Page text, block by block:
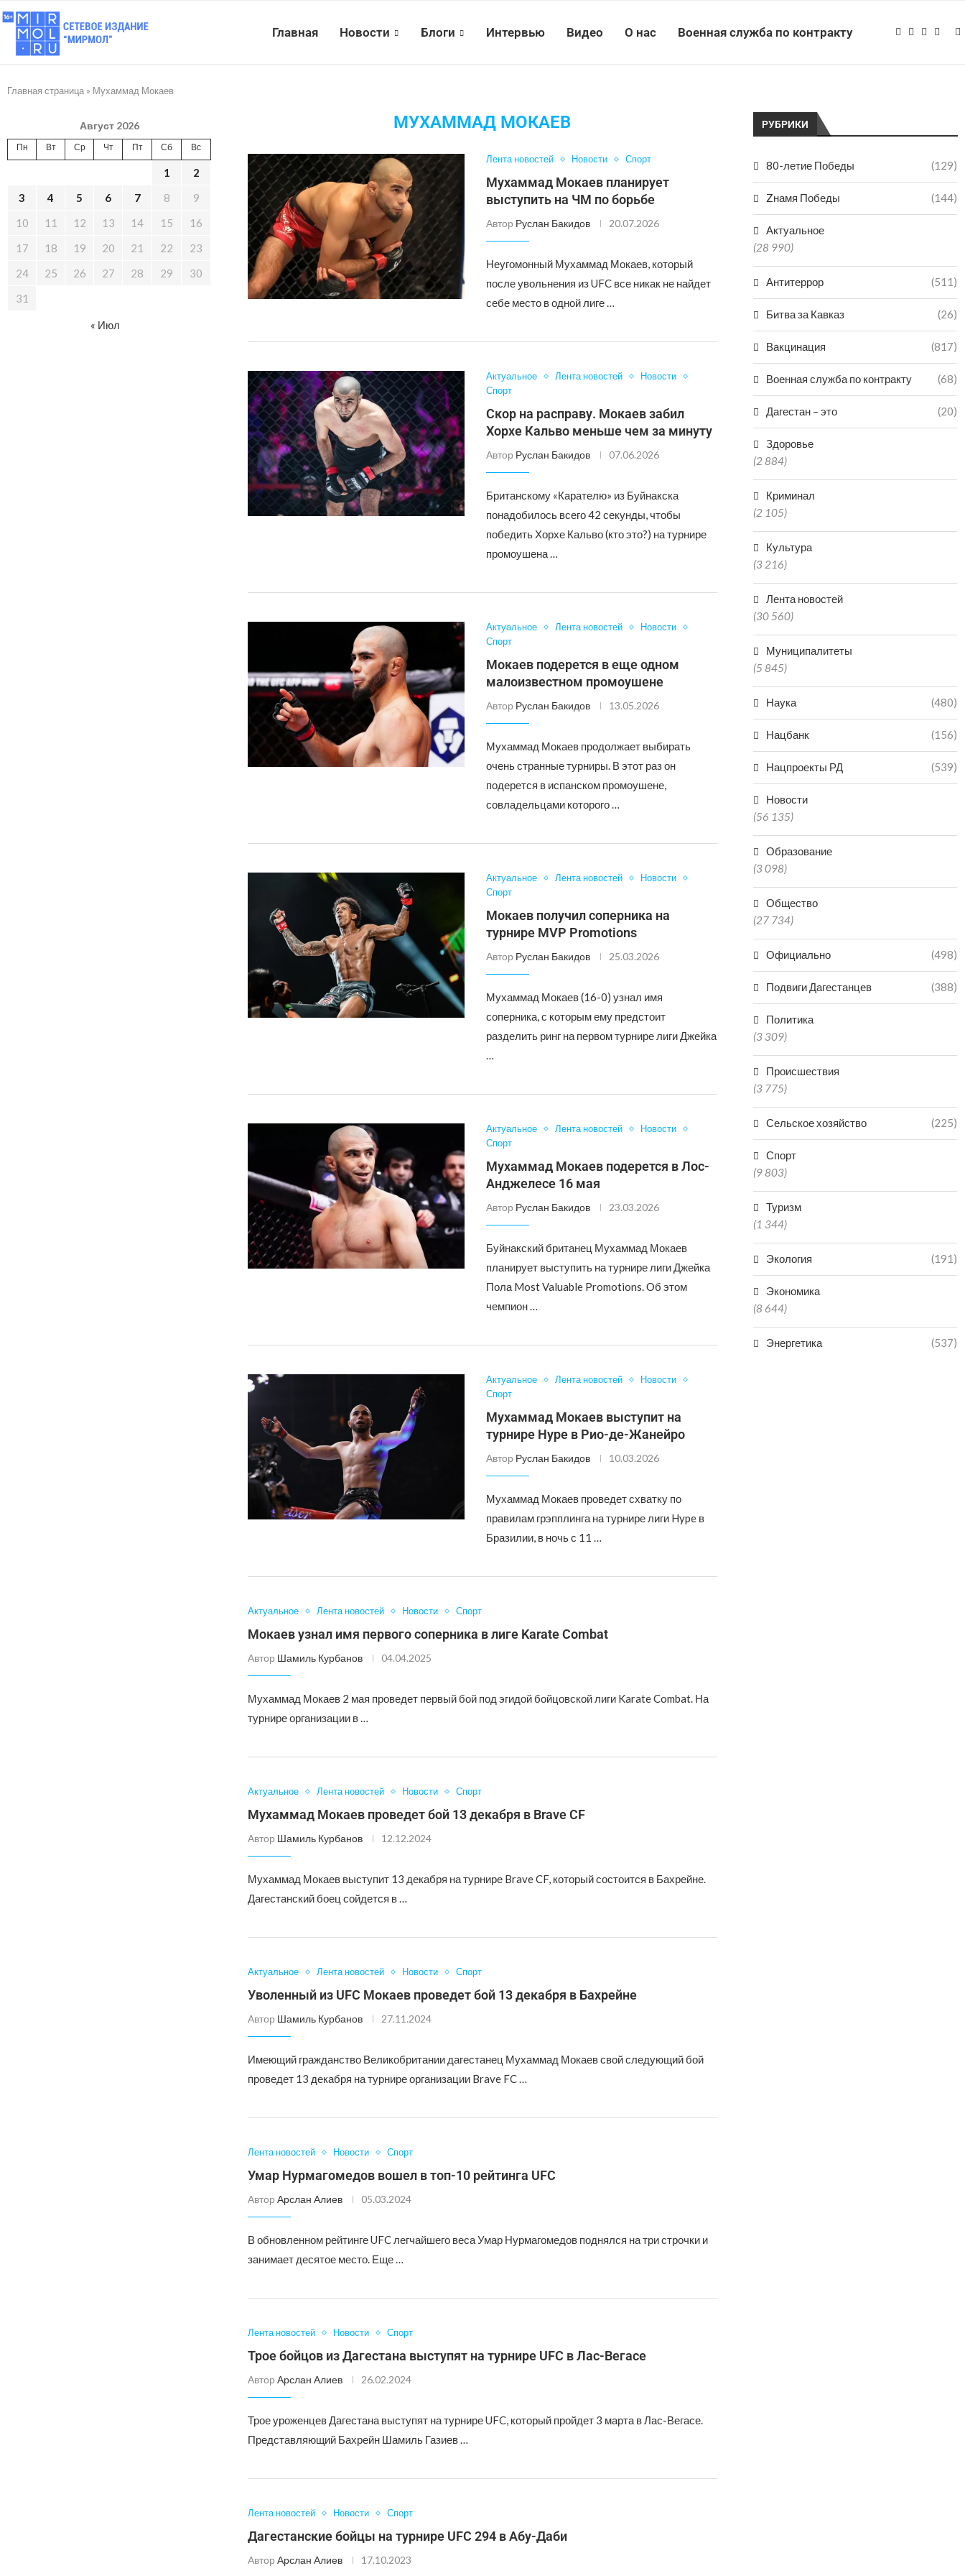
Главная Новости Блоги Интервью Видео О нас Военная служба по контракту
Главная страница » Мухаммад Мокаев
МУХАММАД МОКАЕВ
Лента новостей Новости Спорт
Мухаммад Мокаев планирует
выступить на ЧМ по борьбе
Автор Руслан Бакидов 20.07.2026
Неугомонный Мухаммад Мокаев, который
после увольнения из UFC все никак не найдет
себе место в одной лиге …
Актуальное Лента новостей
Новости
Спорт
Скор на расправу. Мокаев забил
Хорхе Кальво меньше чем за минуту
Автор Руслан Бакидов 07.06.2026
Британскому «Карателю» из Буйнакска
понадобилось всего 42 секунды, чтобы
победить Хорхе Кальво (кто это?) на турнире
промоушена …
Актуальное Лента новостей
Новости
Спорт
Мокаев подерется в еще одном
малоизвестном промоушене
Автор Руслан Бакидов 13.05.2026
Мухаммад Мокаев продолжает выбирать
очень странные турниры. В этот раз он
подерется в испанском промоушене,
совладельцами которого …
Актуальное Лента новостей
Новости
Спорт
Мокаев получил соперника на
турнире MVP Promotions
Автор Руслан Бакидов 25.03.2026
Мухаммад Мокаев (16-0) узнал имя
соперника, с которым ему предстоит
разделить ринг на первом турнире лиги Джейка
…
Актуальное Лента новостей
Новости
Спорт
Мухаммад Мокаев подерется в Лос-
Анджелесе 16 мая
Автор Руслан Бакидов 23.03.2026
Буйнакский британец Мухаммад Мокаев
планирует выступить на турнире лиги Джейка
Пола Most Valuable Promotions. Об этом
чемпион …
Актуальное Лента новостей
Новости
Спорт
Мухаммад Мокаев выступит на
турнире Hype в Рио-де-Жанейро
Автор Руслан Бакидов 10.03.2026
Мухаммад Мокаев проведет схватку по
правилам грэпплинга на турнире лиги Hype в
Бразилии, в ночь с 11 …
Актуальное Лента новостей Новости Спорт
Мокаев узнал имя первого соперника в лиге Karate Combat
Автор Шамиль Курбанов 04.04.2025
Мухаммад Мокаев 2 мая проведет первый бой под эгидой бойцовской лиги Karate Combat. На
турнире организации в …
Актуальное Лента новостей Новости Спорт
Мухаммад Мокаев проведет бой 13 декабря в Brave CF
Автор Шамиль Курбанов 12.12.2024
Мухаммад Мокаев выступит 13 декабря на турнире Brave CF, который состоится в Бахрейне.
Дагестанский боец сойдется в …
Актуальное Лента новостей Новости Спорт
Уволенный из UFC Мокаев проведет бой 13 декабря в Бахрейне
Автор Шамиль Курбанов 27.11.2024
Имеющий гражданство Великобритании дагестанец Мухаммад Мокаев свой следующий бой
проведет 13 декабря на турнире организации Brave FC …
Лента новостей Новости Спорт
Умар Нурмагомедов вошел в топ-10 рейтинга UFC
Автор Арслан Алиев 05.03.2024
В обновленном рейтинге UFC легчайшего веса Умар Нурмагомедов поднялся на три строчки и
занимает десятое место. Еще …
Лента новостей Новости Спорт
Трое бойцов из Дагестана выступят на турнире UFC в Лас-Вегасе
Автор Арслан Алиев 26.02.2024
Трое уроженцев Дагестана выступят на турнире UFC, который пройдет 3 марта в Лас-Вегасе.
Представляющий Бахрейн Шамиль Газиев …
Лента новостей Новости Спорт
Дагестанские бойцы на турнире UFC 294 в Абу-Даби
Автор Арслан Алиев 17.10.2023
РУБРИКИ
80-летие Победы (129)
Zнамя Победы (144)
Актуальное
(28 990)
Антитеррор (511)
Битва за Кавказ (26)
Вакцинация (817)
Военная служба по контракту (68)
Дагестан – это (20)
Здоровье
(2 884)
Криминал
(2 105)
Культура
(3 216)
Лента новостей
(30 560)
Муниципалитеты
(5 845)
Наука (480)
Нацбанк (156)
Нацпроекты РД (539)
Новости
(56 135)
Образование
(3 098)
Общество
(27 734)
Официально (498)
Подвиги Дагестанцев (388)
Политика
(3 309)
Происшествия
(3 775)
Сельское хозяйство (225)
Спорт
(9 803)
Туризм
(1 344)
Экология (191)
Экономика
(8 644)
Энергетика (537)
Август 2026
Пн Вт Ср Чт Пт Сб Вс
1
2
3
4 5 6 7 8
9
10
11 12 13 14 15
16
17
18 19 20 21 22
23
24
25 26 27 28 29
30
31
« Июл